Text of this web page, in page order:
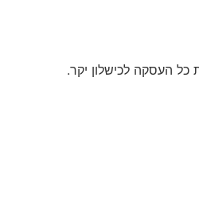
כל העסקה לכישלון יקר.